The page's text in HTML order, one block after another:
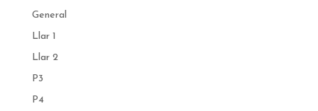
General
Llar 1
Llar 2
P3
P4